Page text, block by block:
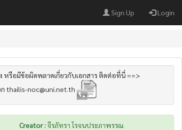
Sign Up Login
หรือมีข้อผิดพลาดเกี่ยวกับเอกสาร ติดต่อที่นี่ ==>
thailis-noc@uni.net.th
Creator : จีรภัทรา โรจนประภาพรรณ